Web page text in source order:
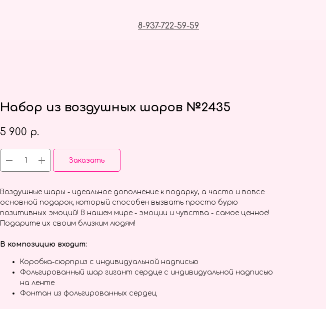
8-937-722-59-59
Набор из воздушных шаров №2435
5 900 р.
Заказать
Воздушные шары - идеальное дополнение к подарку, а часто и вовсе
основной подарок, который способен вызвать просто бурю
позитивных эмоций! В нашем мире - эмоции и чувства - самое ценное!
Подарите их своим близким людям!
В композицию входит:
Коробка-сюрприз с индивидуальной надписью
Фольгированный шар гигант сердце с индивидуальной надписью
на ленте
Фонтан из фольгированных сердец